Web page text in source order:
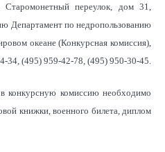
переулок, дом 31,
Департамент по недропользованию
океане (Конкурсная комиссия),
34, (495) 959-42-78, (495) 950-30-45.
конкурсную комиссию необходимо
книжки, военного билета, диплом